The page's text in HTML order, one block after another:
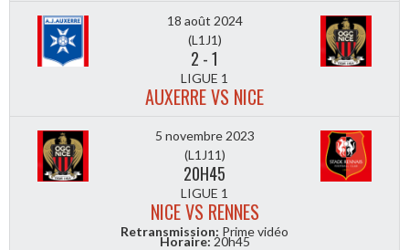
18 août 2024
(L1J1)
2 -1
LIGUE 1
AUXERRE VS NICE
5 novembre 2023
(L1J11)
20H45
LIGUE 1
NICE VS RENNES
Retransmission: Prime vidéo
Horaire:20h45